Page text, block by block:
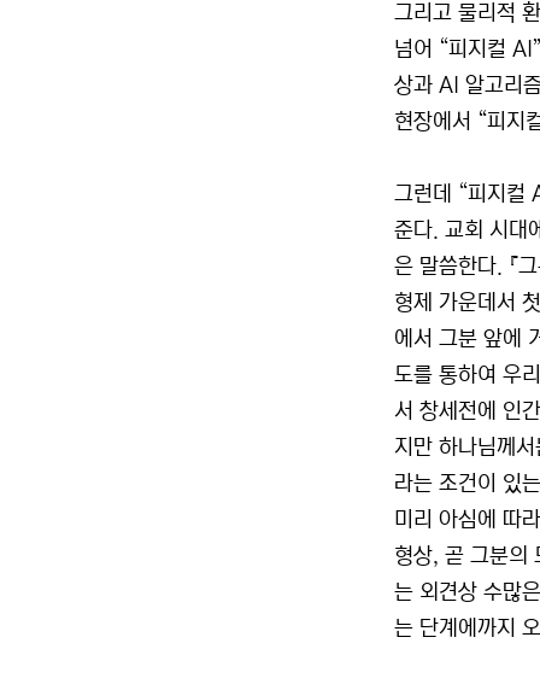
그리고 물리적
넘어 “피지컬
상과 AI 알고리
현장에서 “피지
그런데 “피지컬
준다. 교회 시대
은 말씀한다. 『
형제 가운데서
에서 그분 앞에
도를 통하여 우
서 창세전에 인
지만 하나님께
라는 조건이 있
미리 아심에 따
형상, 곧 그분의
는 외견상 수많
는 단계에까지